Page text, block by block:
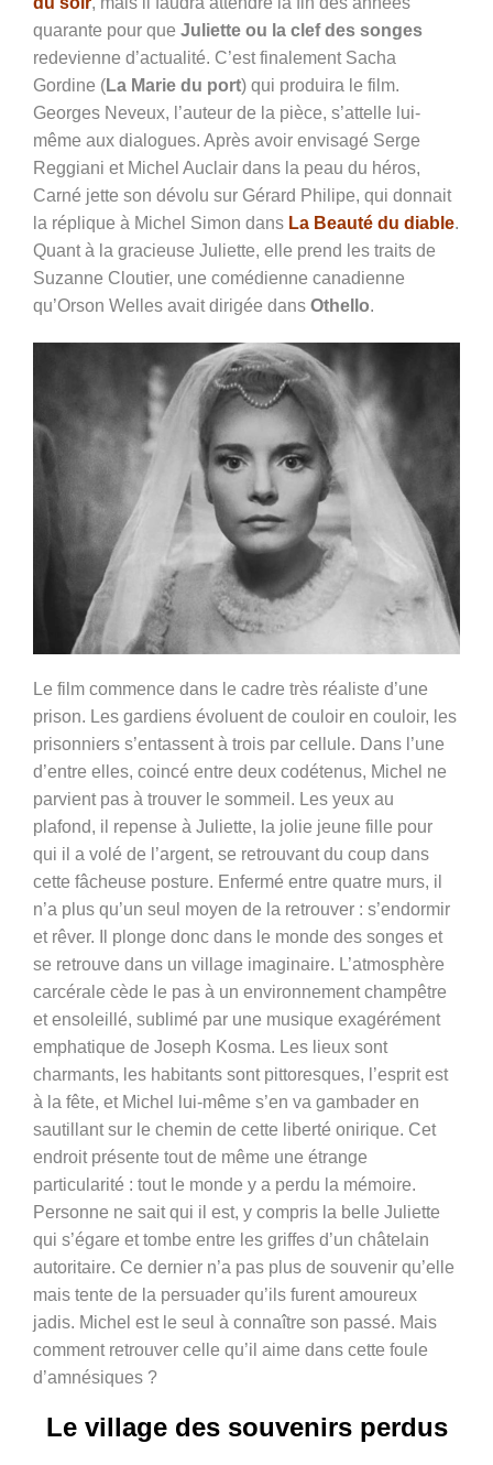
quarante pour que Juliette ou la clef des songes
redevienne d’actualité. C’est finalement Sacha
Gordine (La Marie du port) qui produira le film.
Georges Neveux, l’auteur de la pièce, s’attelle lui-
même aux dialogues. Après avoir envisagé Serge
Reggiani et Michel Auclair dans la peau du héros,
Carné jette son dévolu sur Gérard Philipe, qui donnait
la réplique à Michel Simon dans La Beauté du diable.
Quant à la gracieuse Juliette, elle prend les traits de
Suzanne Cloutier, une comédienne canadienne
qu’Orson Welles avait dirigée dans Othello.
Le film commence dans le cadre très réaliste d’une
prison. Les gardiens évoluent de couloir en couloir, les
prisonniers s’entassent à trois par cellule. Dans l’une
d’entre elles, coincé entre deux codétenus, Michel ne
parvient pas à trouver le sommeil. Les yeux au
plafond, il repense à Juliette, la jolie jeune fille pour
qui il a volé de l’argent, se retrouvant du coup dans
cette fâcheuse posture. Enfermé entre quatre murs, il
n’a plus qu’un seul moyen de la retrouver : s’endormir
et rêver. Il plonge donc dans le monde des songes et
se retrouve dans un village imaginaire. L’atmosphère
carcérale cède le pas à un environnement champêtre
et ensoleillé, sublimé par une musique exagérément
emphatique de Joseph Kosma. Les lieux sont
charmants, les habitants sont pittoresques, l’esprit est
à la fête, et Michel lui-même s’en va gambader en
sautillant sur le chemin de cette liberté onirique. Cet
endroit présente tout de même une étrange
particularité : tout le monde y a perdu la mémoire.
Personne ne sait qui il est, y compris la belle Juliette
qui s’égare et tombe entre les griffes d’un châtelain
autoritaire. Ce dernier n’a pas plus de souvenir qu’elle
mais tente de la persuader qu’ils furent amoureux
jadis. Michel est le seul à connaître son passé. Mais
comment retrouver celle qu’il aime dans cette foule
d’amnésiques ?
Le village des souvenirs perdus